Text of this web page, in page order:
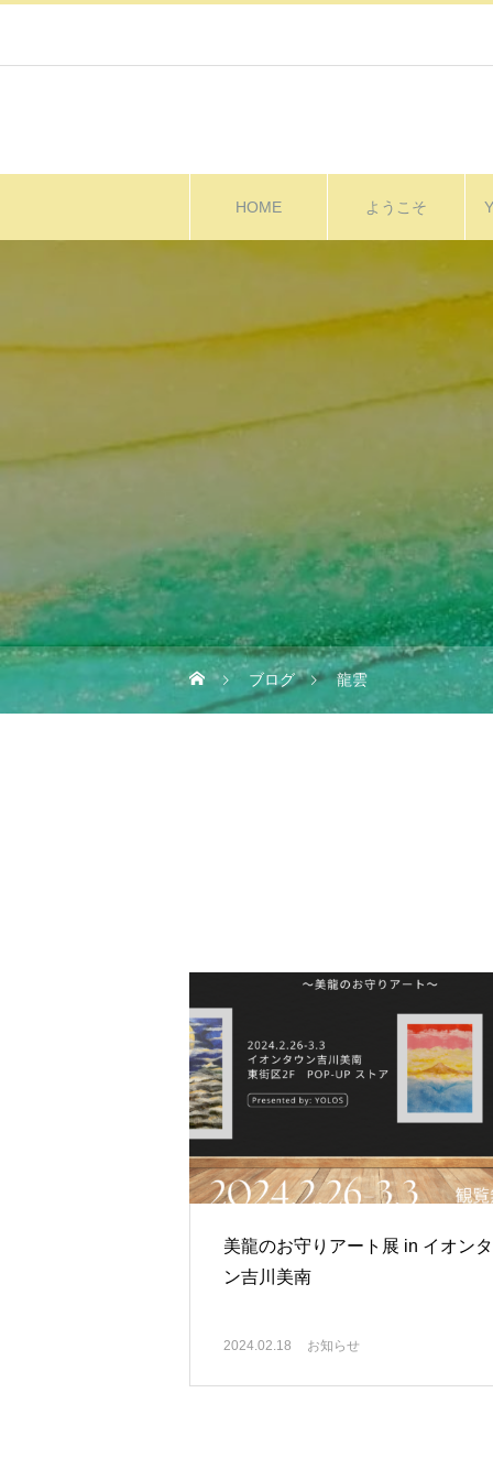
HOME ようこそ
ブログ 龍雲
美龍のお守りアート展 in イオン
ン吉川美南
2024.02.18 お知らせ